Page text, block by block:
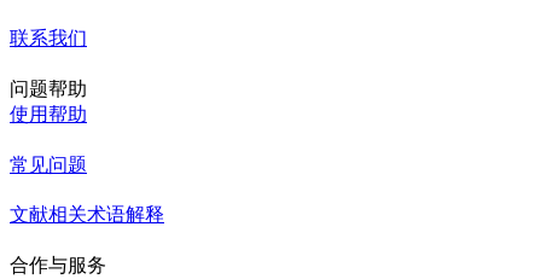
联系我们
问题帮助
使用帮助
常见问题
文献相关术语解释
合作与服务